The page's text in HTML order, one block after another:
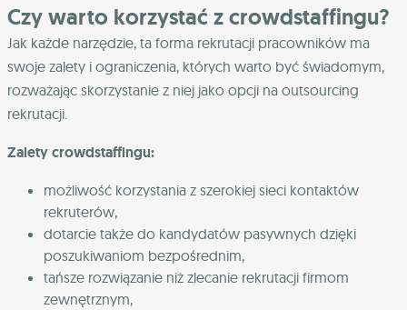
Czy warto korzystać z crowdstaffingu?
Jak każde narzędzie, ta forma rekrutacji pracowników ma
swoje zalety i ograniczenia, których warto być świadomym,
rozważając skorzystanie z niej jako opcji na outsourcing
rekrutacji.
Zalety crowdstaffingu:
możliwość korzystania z szerokiej sieci kontaktów
rekruterów,
dotarcie także do kandydatów pasywnych dzięki
poszukiwaniom bezpośrednim,
tańsze rozwiązanie niż zlecanie rekrutacji firmom
zewnętrznym,